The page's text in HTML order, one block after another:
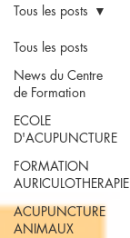
Tous les posts
News du Centre
de Formation
ECOLE
D'ACUPUNCTURE
FORMATION
AURICULOTHERAPIE
ACUPUNCTURE
ANIMAUX
Tous les posts